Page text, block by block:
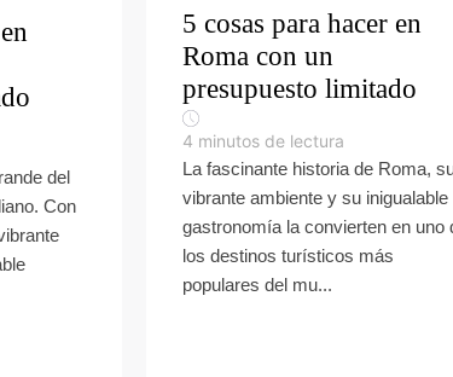
del
Con
5 cosas para hacer en
Roma con un
presupuesto limitado
4 minutos de lectura
La fascinante historia de Roma,
vibrante ambiente y su inigualable
gastronomía la convierten en uno
los destinos turísticos más
populares del mu...